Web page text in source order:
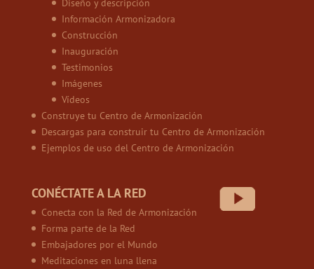
Diseño y descripción
Información Armonizadora
Construcción
Inauguración
Testimonios
Imágenes
Vídeos
Construye tu Centro de Armonización
Descargas para construir tu Centro de Armonización
Ejemplos de uso del Centro de Armonización
CONÉCTATE A LA RED
Conecta con la Red de Armonización
Forma parte de la Red
Embajadores por el Mundo
Meditaciones en luna llena